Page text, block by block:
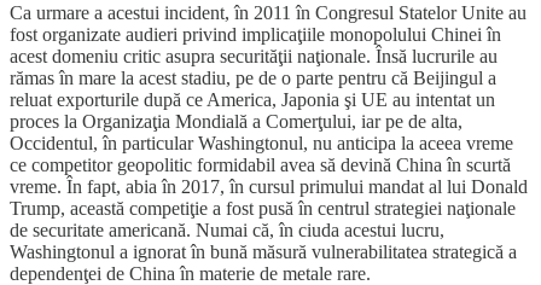
Ca urmare a acestui incident, în 2011 în Congresul Statelor Unite au
fost organizate audieri privind implicaţiile monopolului Chinei în
acest domeniu critic asupra securităţii naţionale. Însă lucrurile au
rămas în mare la acest stadiu, pe de o parte pentru că Beijingul a
reluat exporturile după ce America, Japonia şi UE au intentat un
proces la Organizaţia Mondială a Comerţului, iar pe de alta,
Occidentul, în particular Washingtonul, nu anticipa la aceea vreme
ce competitor geopolitic formidabil avea să devină China în scurtă
vreme. În fapt, abia în 2017, în cursul primului mandat al lui Donald
Trump, această competiţie a fost pusă în centrul strategiei naţionale
de securitate americană. Numai că, în ciuda acestui lucru,
Washingtonul a ignorat în bună măsură vulnerabilitatea strategică a
dependenţei de China în materie de metale rare.